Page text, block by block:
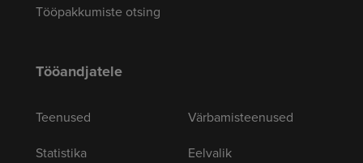
Tööpakkumiste otsing
Tööandjatele
Teenused
Statistika
Värbamisteenused
Eelvalik